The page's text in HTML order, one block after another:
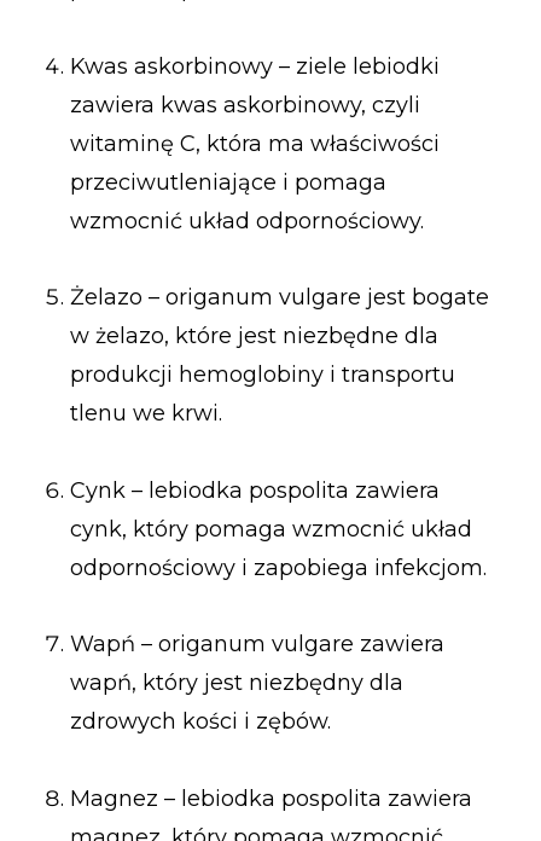
Kwas askorbinowy – ziele lebiodki
zawiera kwas askorbinowy, czyli
witaminę C, która ma właściwości
przeciwutleniające i pomaga
wzmocnić układ odpornościowy.
Żelazo – origanum vulgare jest bogate
w żelazo, które jest niezbędne dla
produkcji hemoglobiny i transportu
tlenu we krwi.
Cynk – lebiodka pospolita zawiera
cynk, który pomaga wzmocnić układ
odpornościowy i zapobiega infekcjom.
Wapń – origanum vulgare zawiera
wapń, który jest niezbędny dla
zdrowych kości i zębów.
Magnez – lebiodka pospolita zawiera